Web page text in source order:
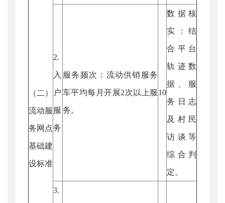
（二）
流动服
务网点
基础建
设标准
2.
入
户
服
务
服务频次：流动供销服务
车平均每月开展2次以上服
务。
10
数据核
实：结
合平台
轨迹数
据、服
务日志
及村民
访谈等
综合判
定。
3.